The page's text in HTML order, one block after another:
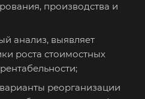
производства и
анализ, выявляет
роста стоимостных
реорганизации